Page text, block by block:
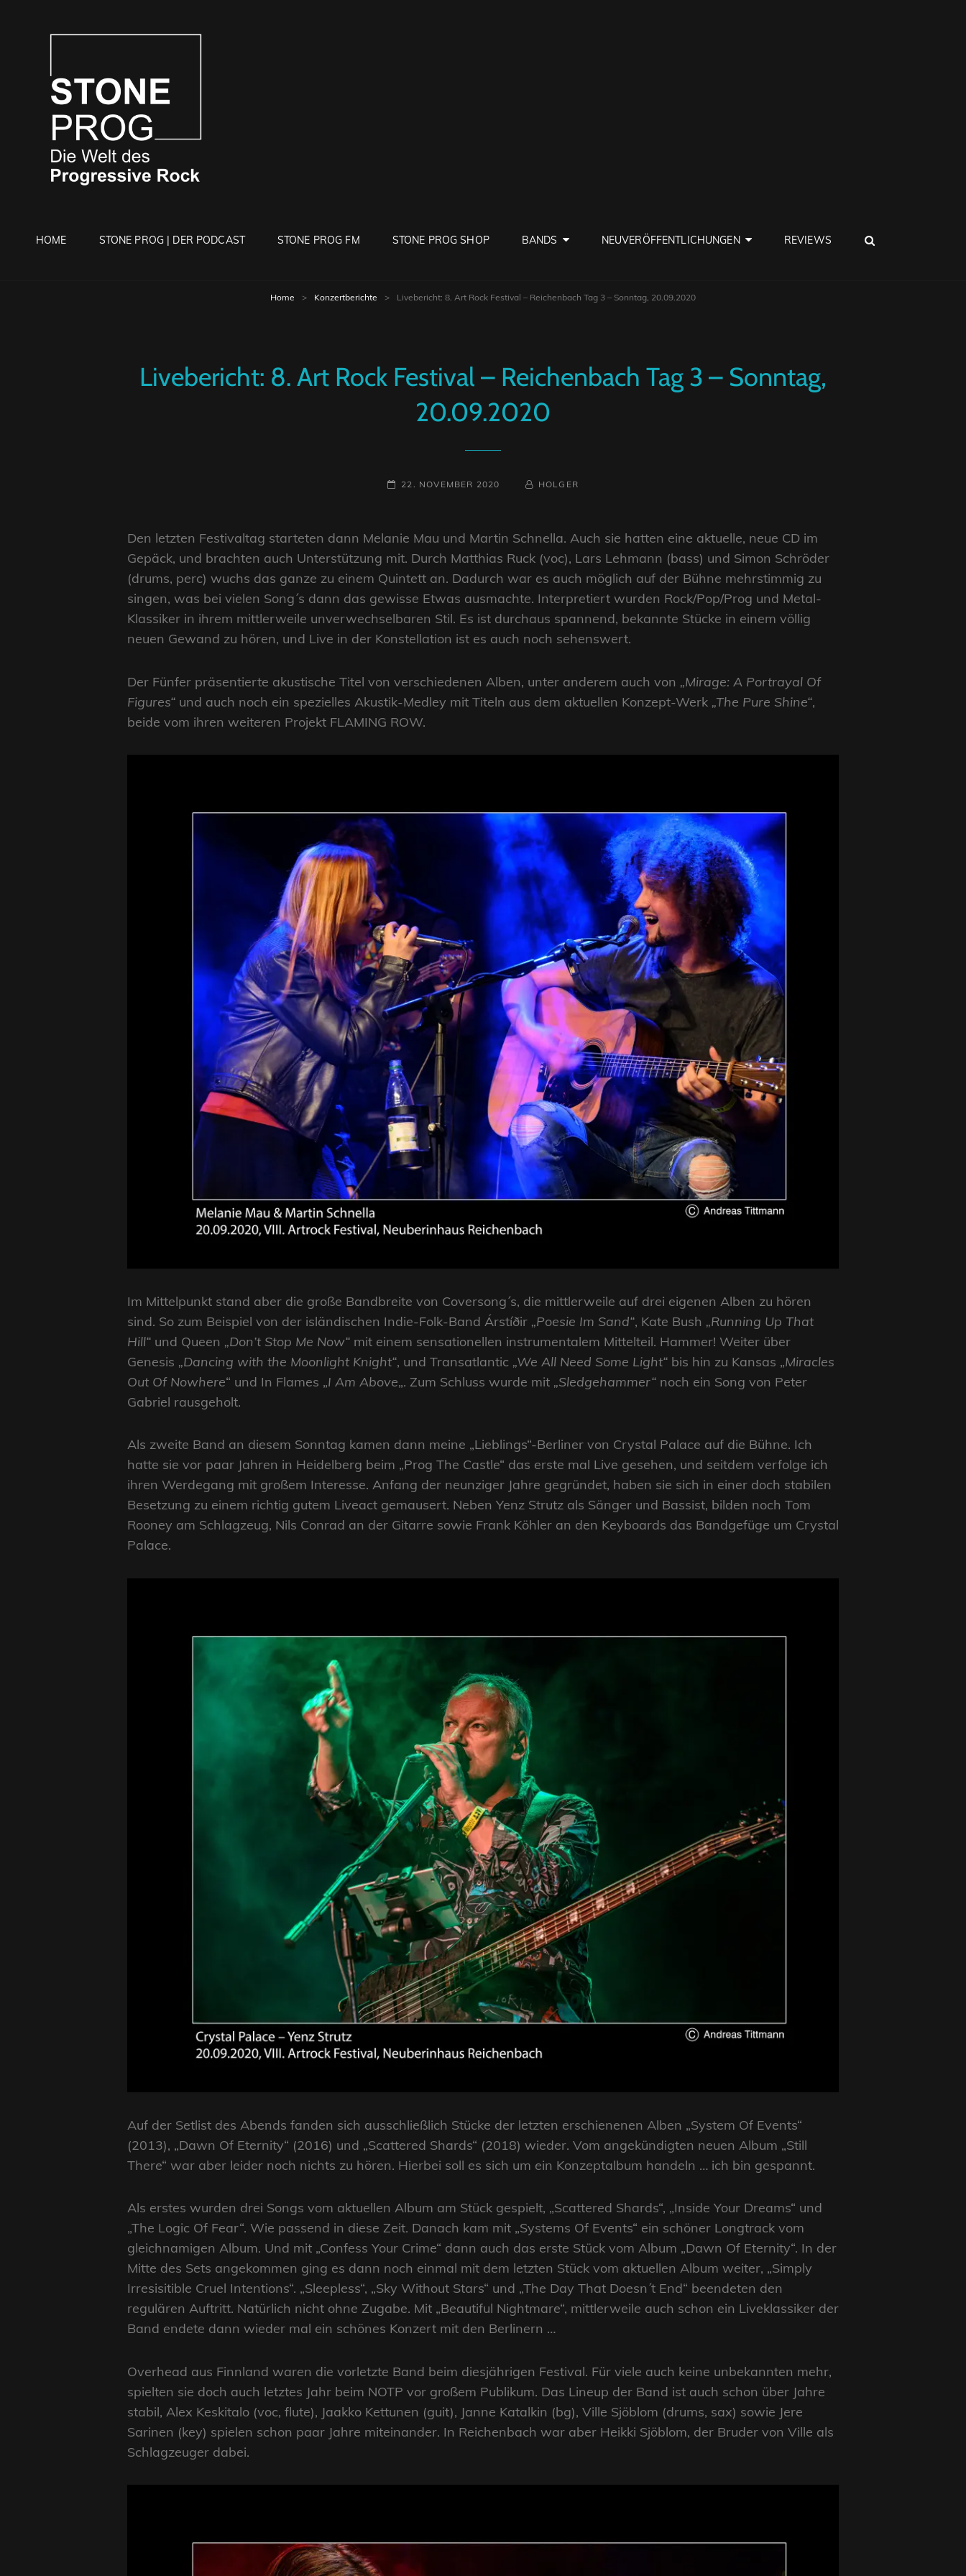
HOME STONE PROG | DER PODCAST STONE PROG FM STONE PROG SHOP BANDS NEUVERÖFFENTLICHUNGEN REVIEWS
Home > Konzertberichte > Livebericht: 8. Art Rock Festival – Reichenbach Tag 3 – Sonntag, 20.09.2020
Livebericht: 8. Art Rock Festival – Reichenbach Tag 3 – Sonntag,
20.09.2020
POSTED-
22. NOVEMBER 2020
BY
BYLINE
HOLGER
Den letzten Festivaltag starteten dann Melanie Mau und Martin Schnella. Auch sie hatten eine aktuelle, neue CD im
Gepäck, und brachten auch Unterstützung mit. Durch Matthias Ruck (voc), Lars Lehmann (bass) und Simon Schröder
(drums, perc) wuchs das ganze zu einem Quintett an. Dadurch war es auch möglich auf der Bühne mehrstimmig zu
singen, was bei vielen Song´s dann das gewisse Etwas ausmachte. Interpretiert wurden Rock/Pop/Prog und Metal-
Klassiker in ihrem mittlerweile unverwechselbaren Stil. Es ist durchaus spannend, bekannte Stücke in einem völlig
neuen Gewand zu hören, und Live in der Konstellation ist es auch noch sehenswert.
Der Fünfer präsentierte akustische Titel von verschiedenen Alben, unter anderem auch von „Mirage: A Portrayal Of
Figures“ und auch noch ein spezielles Akustik-Medley mit Titeln aus dem aktuellen Konzept-Werk „The Pure Shine“,
beide vom ihren weiteren Projekt FLAMING ROW.
Im Mittelpunkt stand aber die große Bandbreite von Coversong´s, die mittlerweile auf drei eigenen Alben zu hören
sind. So zum Beispiel von der isländischen Indie-Folk-Band Árstíðir „Poesie Im Sand“, Kate Bush „Running Up That
Hill“ und Queen „Don’t Stop Me Now“ mit einem sensationellen instrumentalem Mittelteil. Hammer! Weiter über
Genesis „Dancing with the Moonlight Knight“, und Transatlantic „We All Need Some Light“ bis hin zu Kansas „Miracles
Out Of Nowhere“ und In Flames „I Am Above„. Zum Schluss wurde mit „Sledgehammer“ noch ein Song von Peter
Gabriel rausgeholt.
Als zweite Band an diesem Sonntag kamen dann meine „Lieblings“-Berliner von Crystal Palace auf die Bühne. Ich
hatte sie vor paar Jahren in Heidelberg beim „Prog The Castle“ das erste mal Live gesehen, und seitdem verfolge ich
ihren Werdegang mit großem Interesse. Anfang der neunziger Jahre gegründet, haben sie sich in einer doch stabilen
Besetzung zu einem richtig gutem Liveact gemausert. Neben Yenz Strutz als Sänger und Bassist, bilden noch Tom
Rooney am Schlagzeug, Nils Conrad an der Gitarre sowie Frank Köhler an den Keyboards das Bandgefüge um Crystal
Palace.
Auf der Setlist des Abends fanden sich ausschließlich Stücke der letzten erschienenen Alben „System Of Events“
(2013), „Dawn Of Eternity“ (2016) und „Scattered Shards“ (2018) wieder. Vom angekündigten neuen Album „Still
There“ war aber leider noch nichts zu hören. Hierbei soll es sich um ein Konzeptalbum handeln … ich bin gespannt.
Als erstes wurden drei Songs vom aktuellen Album am Stück gespielt, „Scattered Shards“, „Inside Your Dreams“ und
„The Logic Of Fear“. Wie passend in diese Zeit. Danach kam mit „Systems Of Events“ ein schöner Longtrack vom
gleichnamigen Album. Und mit „Confess Your Crime“ dann auch das erste Stück vom Album „Dawn Of Eternity“. In der
Mitte des Sets angekommen ging es dann noch einmal mit dem letzten Stück vom aktuellen Album weiter, „Simply
Irresisitible Cruel Intentions“. „Sleepless“, „Sky Without Stars“ und „The Day That Doesn´t End“ beendeten den
regulären Auftritt. Natürlich nicht ohne Zugabe. Mit „Beautiful Nightmare“, mittlerweile auch schon ein Liveklassiker der
Band endete dann wieder mal ein schönes Konzert mit den Berlinern …
Overhead aus Finnland waren die vorletzte Band beim diesjährigen Festival. Für viele auch keine unbekannten mehr,
spielten sie doch auch letztes Jahr beim NOTP vor großem Publikum. Das Lineup der Band ist auch schon über Jahre
stabil, Alex Keskitalo (voc, flute), Jaakko Kettunen (guit), Janne Katalkin (bg), Ville Sjöblom (drums, sax) sowie Jere
Sarinen (key) spielen schon paar Jahre miteinander. In Reichenbach war aber Heikki Sjöblom, der Bruder von Ville als
Schlagzeuger dabei.